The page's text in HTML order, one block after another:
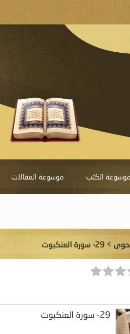
المغفرة لأنها أغلى
موسوعة الكتب موسوعة المقالات
حوى > 29- سورة العنكبوت
29- سورة العنكبوت